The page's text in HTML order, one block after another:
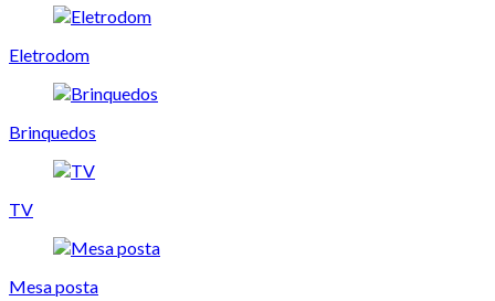
Eletrodom
Brinquedos
TV
Mesa posta